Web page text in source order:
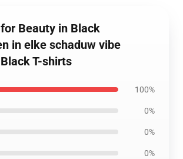
Beauty in Black
in elke schaduw vibe
T-shirts
100%
0%
0%
0%